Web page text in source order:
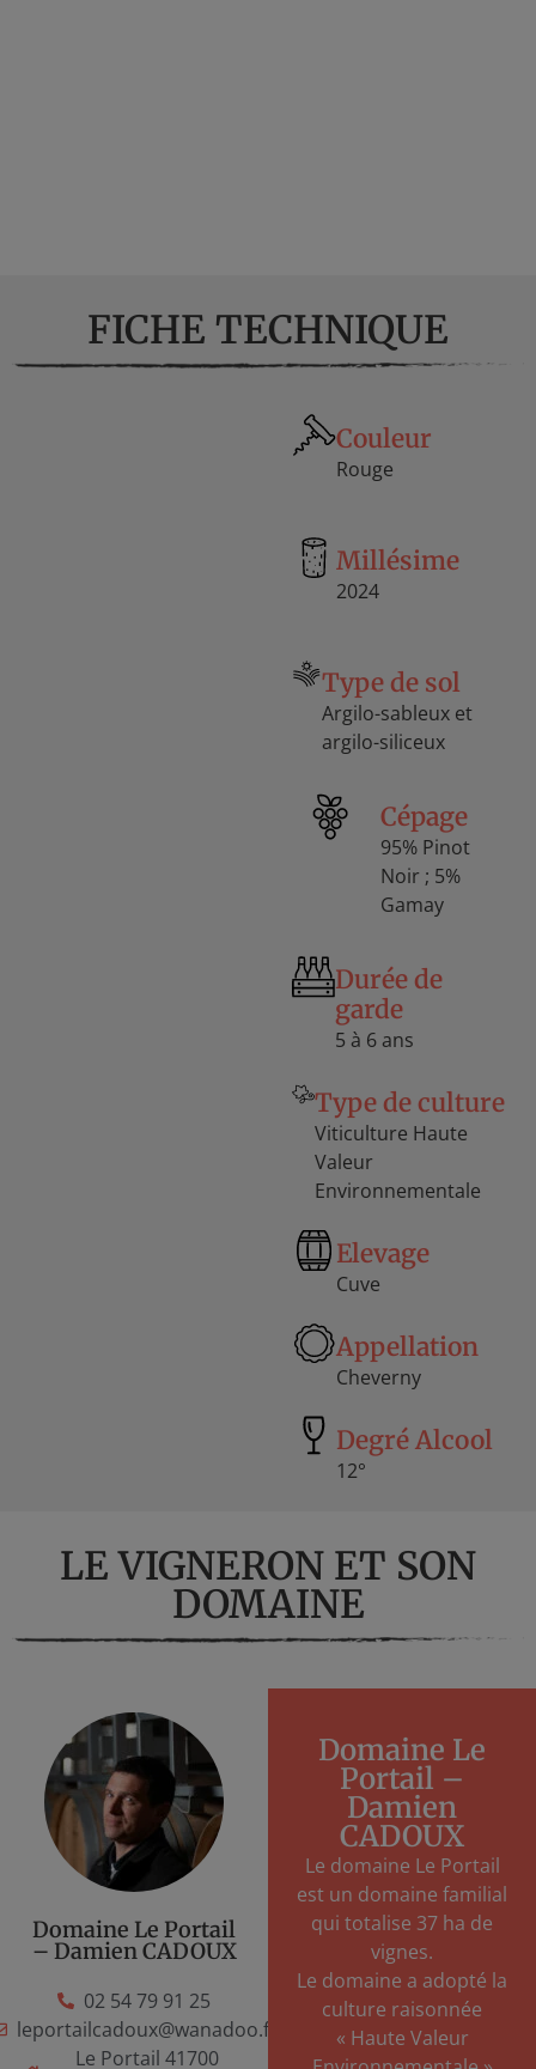
FICHE TECHNIQUE
Couleur
Rouge
Millésime
2024
Type de sol
Argilo-sableux et
argilo-siliceux
Cépage
95% Pinot
Noir ; 5%
Gamay
Durée de
garde
5 à 6 ans
Type de culture
Viticulture Haute
Valeur
Environnementale
Elevage
Cuve
Appellation
Cheverny
Degré Alcool
12°
LE VIGNERON ET SON
DOMAINE
Domaine Le Portail
– Damien CADOUX
02 54 79 91 25
leportailcadoux@wanadoo.fr
Le Portail 41700
Domaine Le
Portail –
Damien
CADOUX
Le domaine Le Portail
est un domaine familial
qui totalise 37 ha de
vignes.
Le domaine a adopté la
culture raisonnée
« Haute Valeur